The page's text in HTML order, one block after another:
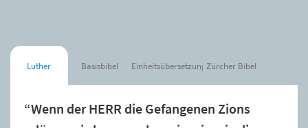
Luther Basisbibel Einheitsübersetzung Zürcher Bibel
“Wenn der HERR die Gefangenen Zions